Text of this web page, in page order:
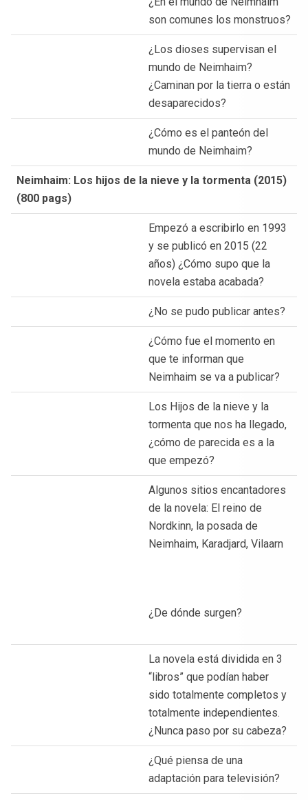
son comunes los monstruos?
¿Los dioses supervisan el
mundo de Neimhaim?
¿Caminan por la tierra o están
desaparecidos?
¿Cómo es el panteón del
mundo de Neimhaim?
Neimhaim: Los hijos de la nieve y la tormenta (2015)
(800 pags)
Empezó a escribirlo en 1993
y se publicó en 2015 (22
años) ¿Cómo supo que la
novela estaba acabada?
¿No se pudo publicar antes?
¿Cómo fue el momento en
que te informan que
Neimhaim se va a publicar?
Los Hijos de la nieve y la
tormenta que nos ha llegado,
¿cómo de parecida es a la
que empezó?
Algunos sitios encantadores
de la novela: El reino de
Nordkinn, la posada de
Neimhaim, Karadjard, Vilaarn
¿De dónde surgen?
La novela está dividida en 3
“libros” que podían haber
sido totalmente completos y
totalmente independientes.
¿Nunca paso por su cabeza?
¿Qué piensa de una
adaptación para televisión?